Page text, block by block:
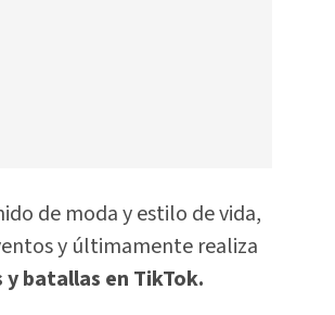
de moda y estilo de vida,
y últimamente realiza
batallas en TikTok.